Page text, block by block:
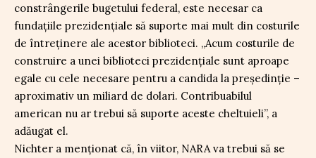
constrângerile bugetului federal, este necesar ca
fundațiile prezidențiale să suporte mai mult din costurile
de întreținere ale acestor biblioteci. „Acum costurile de
construire a unei biblioteci prezidențiale sunt aproape
egale cu cele necesare pentru a candida la președinție –
aproximativ un miliard de dolari. Contribuabilul
american nu ar trebui să suporte aceste cheltuieli”, a
adăugat el.
Nichter a menționat că, în viitor, NARA va trebui să se